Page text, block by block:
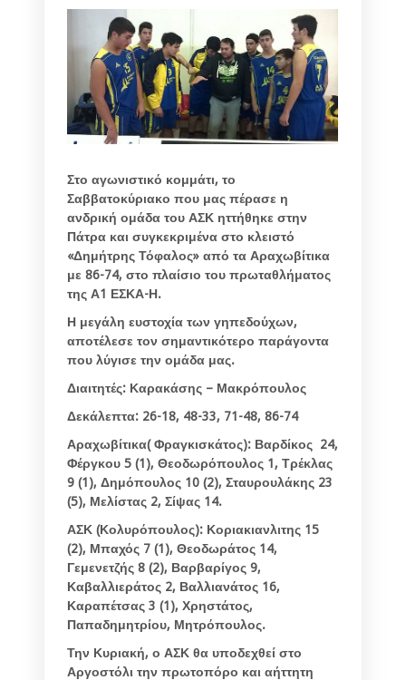
Στο αγωνιστικό κομμάτι, το
Σαββατοκύριακο που μας πέρασε η
ανδρική ομάδα του ΑΣΚ ηττήθηκε στην
Πάτρα και συγκεκριμένα στο κλειστό
«Δημήτρης Τόφαλος» από τα Αραχωβίτικα
με 86-74, στο πλαίσιο του πρωταθλήματος
της Α1 ΕΣΚΑ-Η.
Η μεγάλη ευστοχία των γηπεδούχων,
αποτέλεσε τον σημαντικότερο παράγοντα
που λύγισε την ομάδα μας.
Διαιτητές: Καρακάσης – Μακρόπουλος
Δεκάλεπτα: 26-18, 48-33, 71-48, 86-74
Αραχωβίτικα( Φραγκισκάτος): Βαρδίκος 24,
Φέργκου 5 (1), Θεοδωρόπουλος 1, Τρέκλας
9 (1), Δημόπουλος 10 (2), Σταυρουλάκης 23
(5), Μελίστας 2, Σίψας 14.
ΑΣΚ (Κολυρόπουλος): Κοριακιανλιτης 15
(2), Μπαχός 7 (1), Θεοδωράτος 14,
Γεμενετζής 8 (2), Βαρβαρίγος 9,
Καβαλλιεράτος 2, Βαλλιανάτος 16,
Καραπέτσας 3 (1), Χρηστάτος,
Παπαδημητρίου, Μητρόπουλος.
Την Κυριακή, ο ΑΣΚ θα υποδεχθεί στο
Αργοστόλι την πρωτοπόρο και αήττητη